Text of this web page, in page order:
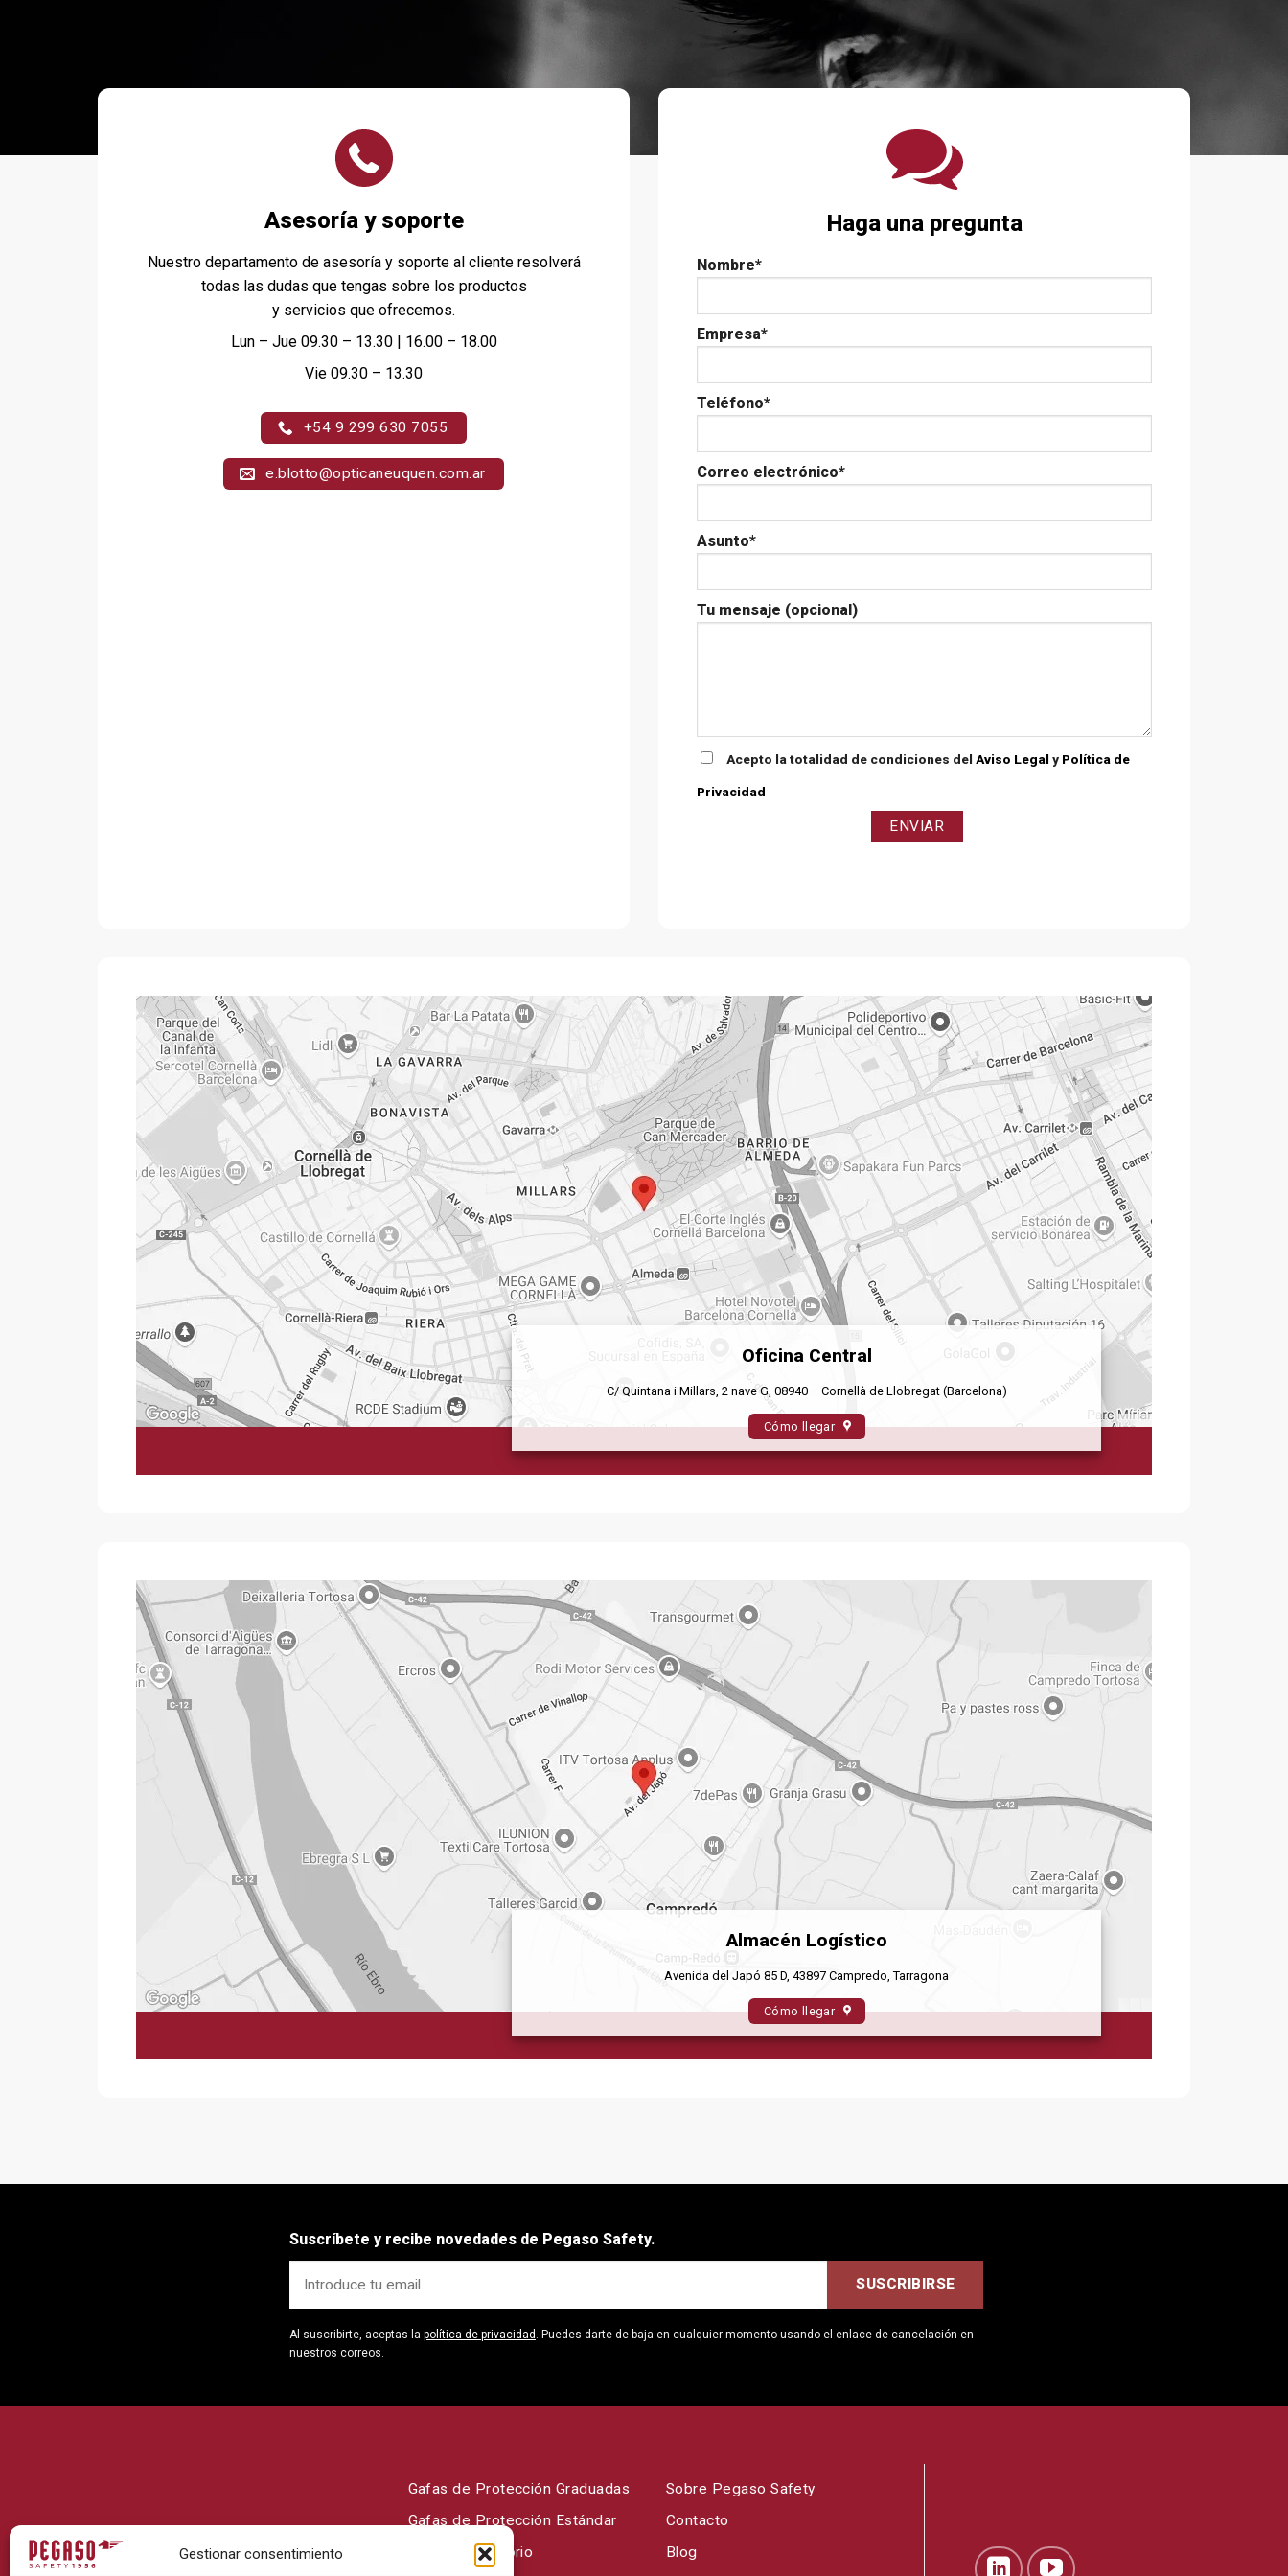
Gestionar consentimiento
Asesoría y soporte
Nuestro departamento de asesoría y soporte al cliente resolverá
todas las dudas que tengas sobre los productos
y servicios que ofrecemos.
Lun – Jue 09.30 – 13.30 | 16.00 – 18.00
Vie 09.30 – 13.30
+54 9 299 630 7055
e.blotto@opticaneuquen.com.ar
Haga una pregunta
Nombre*
Empresa*
Teléfono*
Correo electrónico*
Asunto*
Tu mensaje (opcional)
Acepto la totalidad de condiciones del Aviso Legal y Política de
Privacidad
Oficina Central
C/ Quintana i Millars, 2 nave G, 08940 – Cornellà de Llobregat (Barcelona)
Cómo llegar
Almacén Logístico
Avenida del Japó 85 D, 43897 Campredo, Tarragona
Cómo llegar
Suscríbete y recibe novedades de Pegaso Safety.
Al suscribirte, aceptas la política de privacidad . Puedes darte de baja en cualquier momento usando el enlace de cancelación en
nuestros correos.
Gafas de Protección Graduadas
Gafas de Protección Estándar
Gafas Laboratorio
Sobre Pegaso Safety
Contacto
Blog